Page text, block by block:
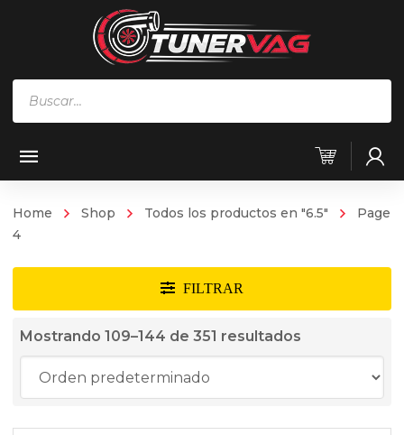
Home Shop Todos los productos en "6.5"
Page
4
Mostrando 109–144 de 351 resultados